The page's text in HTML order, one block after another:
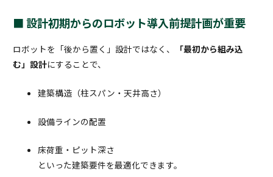
■ 設計初期からのロボット導入前提計画が重要
ロボットを「後から置く」設計ではなく、
「最初から組み込
む」設計にすることで、
建築構造（柱スパン・天井高さ）
設備ラインの配置
床荷重・ピット深さ
といった建築要件を最適化できます。